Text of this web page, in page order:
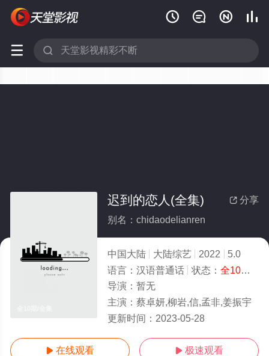
   
 
 分享
迟到的恋人(全集)
别名：chidaodelianren
中国大陆 大陆综艺 2022
5.0
语言： 汉语普通话 状态： 全10期
导演： 暂无
主演： 蔡卓妍,柳岩,信,孟非,姜振宇
更新时间： 2023-05-28
 在线观看  极速观看